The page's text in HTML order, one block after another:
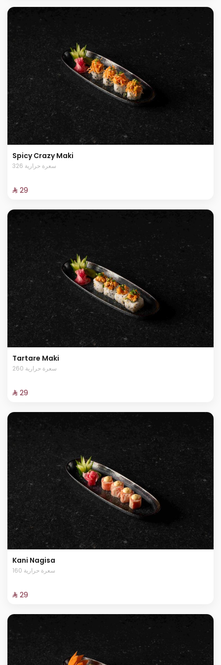
Spicy Crazy Maki
326 سعرة حرارية
⁨⁦‪‬ 29⁩
Tartare Maki
260 سعرة حرارية
⁨⁦‪‬ 29⁩
Kani Nagisa
160 سعرة حرارية
⁨⁦‪‬ 29⁩